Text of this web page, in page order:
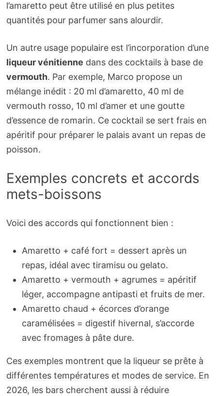
l’amaretto peut être utilisé en plus petites
quantités pour parfumer sans alourdir.
Un autre usage populaire est l’incorporation d’une
liqueur vénitienne dans des cocktails à base de
vermouth. Par exemple, Marco propose un
mélange inédit : 20 ml d’amaretto, 40 ml de
vermouth rosso, 10 ml d’amer et une goutte
d’essence de romarin. Ce cocktail se sert frais en
apéritif pour préparer le palais avant un repas de
poisson.
Exemples concrets et accords
mets-boissons
Voici des accords qui fonctionnent bien :
Amaretto + café fort = dessert après un
repas, idéal avec tiramisu ou gelato.
Amaretto + vermouth + agrumes = apéritif
léger, accompagne antipasti et fruits de mer.
Amaretto chaud + écorces d’orange
caramélisées = digestif hivernal, s’accorde
avec fromages à pâte dure.
Ces exemples montrent que la liqueur se prête à
différentes températures et modes de service. En
2026, les bars cherchent aussi à réduire